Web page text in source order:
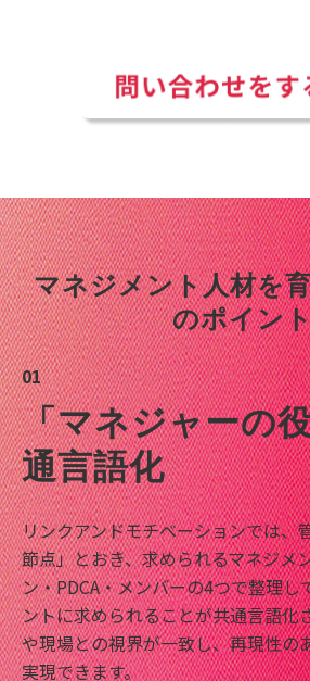
マネジメント人材を
のポイン
01
「マネジャーの
通言語化
リンクアンドモチベーションでは、
節点」とおき、求められるマネジメ
ン・PDCA・メンバーの4つで整理し
ントに求められることが共通言語化
や現場との視界が一致し、再現性の
実現できます。